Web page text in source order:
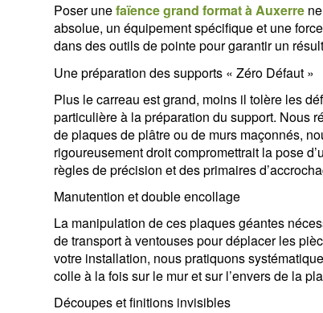
Poser unefaïence grand format à Auxerre
absolue, un équipement spécifique et une
dans des outils de pointe pour garantir un
Une préparation des supports « Zéro Défaut »
Plus le carreau est grand, moins il tolère les
particulière à la préparation du support. Nous
de plaques de plâtre ou de murs maçonnés,
rigoureusement droit compromettrait la pose
règles de précision et des primaires
Manutention et double encollage
La manipulation de ces plaques géantes
de transport à ventouses pour déplacer les
votre installation, nous pratiquons
colle à la fois sur le mur et sur l’envers de la
Découpes et finitions invisibles